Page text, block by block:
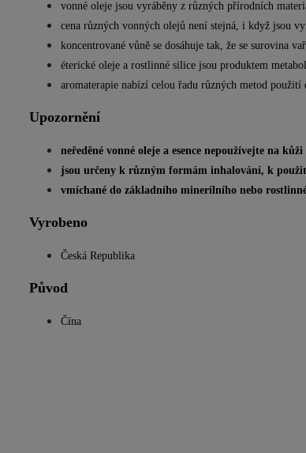
vonné oleje jsou vyráběny z různých přírodních
cena různých vonných olejů není stejná, i když jsou
koncentrované vůně se dosáhuje tak, že se surovina
éterické oleje a rostlinné silice jsou produktem
aromaterapie nabízí celou řadu různých metod
Upozornění
neředěné vonné oleje a esence nepoužívejte na
jsou určeny k různým formám inhalování, k
vmíchané do základního minerílního nebo
Vyrobeno
Česká Republika
Původ
Čína